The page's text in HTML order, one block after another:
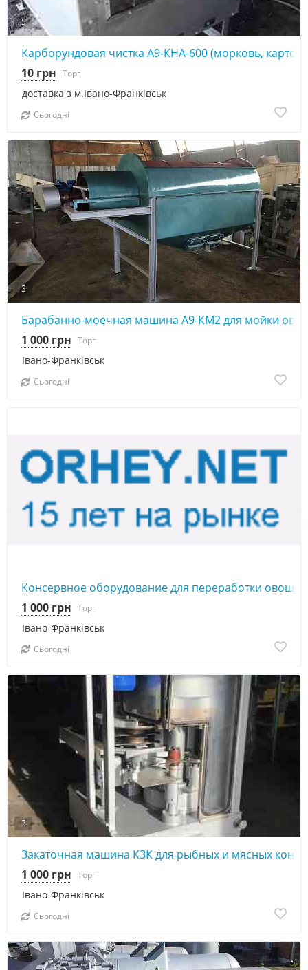
5
Карборундовая чистка А9-КНА-600 (морковь,
доставка з м.Івано-Франківськ
10 грн Торг
Сьогодні
3
Барабанно-моечная машина А9-КМ2 для мойки
Івано-Франківськ
1 000 грн Торг
Сьогодні
Консервное оборудование для переработки
Івано-Франківськ
1 000 грн Торг
Сьогодні
3
Закаточная машина КЗК для рыбных и мясных
Івано-Франківськ
1 000 грн Торг
Сьогодні